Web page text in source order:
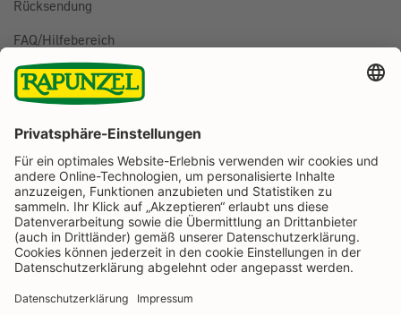
Rücksendung
FAQ/Hilfebereich
BESTELLUNG WIDERRUFEN
Rapunzel Naturkost auf Facebook
Rapunzel Naturkost auf Instagram
Rapunzel Naturkost auf YouTube
Rapunzel Naturkost auf Pinterest
Rapunzel Naturkost auf LinkedIn
Informationen
Zahlungsarten